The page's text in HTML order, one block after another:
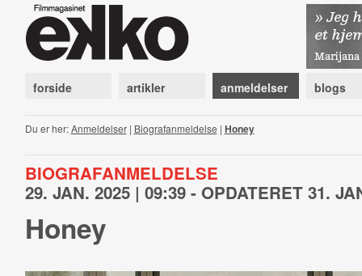
forside artikler anmeldelser blogs
Du er her:Anmeldelser| Biografanmeldelse | Honey
BIOGRAFANMELDELSE
29. JAN. 2025 | 09:39 - OPDATERET 31.
Honey